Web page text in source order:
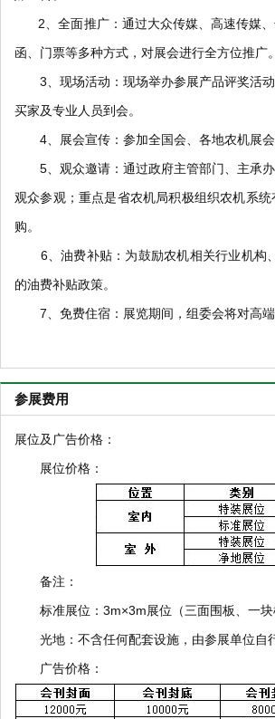
2、全面推广：通过大众传媒、高速传媒、
函、门票等多种方式，对展会进行全方位推广。
3、现场活动：现场举办参展产品评奖活动
买家及专业人员到会。
4、展会宣传：参加全国会、各地农机展会
5、观众邀请：通过政府主管部门、主承办
观众参观；重点是省农机局积极组织农机系
购。
6、油费补贴：为鼓励农机相关行业机构
的油费补贴政策。
7、免费住宿：展览期间，组委会将对高端
参展费用
展位及广告价格：
展位价格：
备注：
标准展位：3m×3m展位（三面围板、一块
光地：不含任何配套设施，由参展单位自行
广告价格：